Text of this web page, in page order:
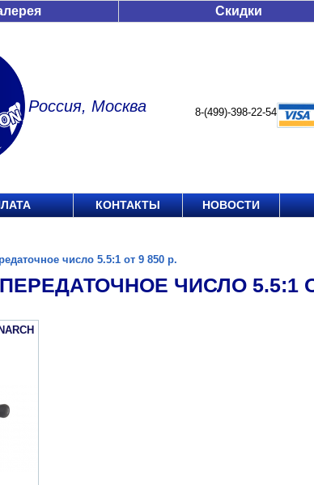
Скидки
Россия, Москва 8-(499)-398-22-54
КОНТАКТЫ НОВОСТИ
число 5.5:1 от 9 850 р.
ПЕРЕДАТОЧНОЕ ЧИСЛО 5.5:1